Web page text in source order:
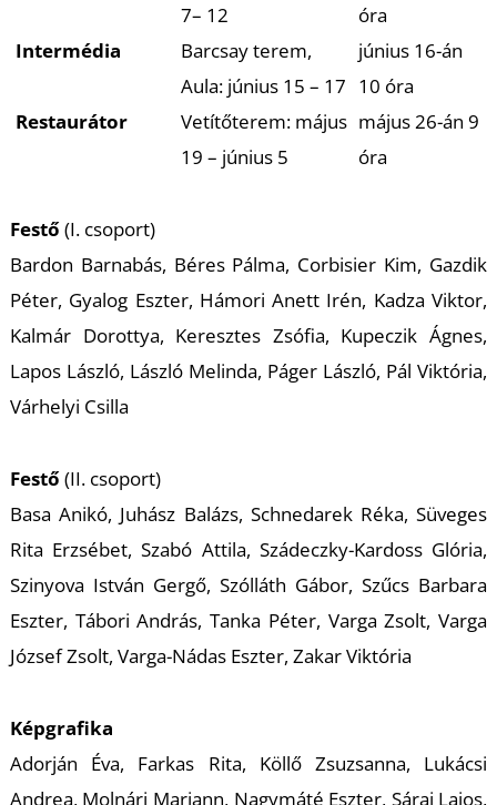
7– 12
óra
Intermédia
Barcsay terem,
Aula: június 15 – 17
június 16-án
10 óra
Restaurátor
Vetítőterem: május
19 – június 5
május 26-án 9
óra
Festő (I. csoport)
Bardon Barnabás, Béres Pálma, Corbisier Kim, Gazdik
Péter, Gyalog Eszter, Hámori Anett Irén, Kadza Viktor,
Kalmár Dorottya, Keresztes Zsófia, Kupeczik Ágnes,
Lapos László, László Melinda, Páger László, Pál Viktória,
Várhelyi Csilla
Festő (II. csoport)
Basa Anikó, Juhász Balázs, Schnedarek Réka, Süveges
Rita Erzsébet, Szabó Attila, Szádeczky-Kardoss Glória,
Szinyova István Gergő, Szólláth Gábor, Szűcs Barbara
Eszter, Tábori András, Tanka Péter, Varga Zsolt, Varga
József Zsolt, Varga-Nádas Eszter, Zakar Viktória
Képgrafika
Adorján Éva, Farkas Rita, Köllő Zsuzsanna, Lukácsi
Andrea, Molnári Mariann, Nagymáté Eszter, Sárai Lajos,